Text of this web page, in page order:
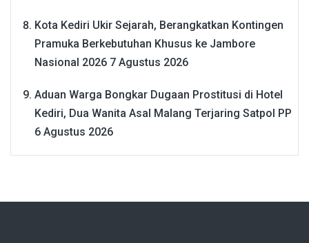
Kota Kediri Ukir Sejarah, Berangkatkan Kontingen
Pramuka Berkebutuhan Khusus ke Jambore
Nasional 2026 7 Agustus 2026
Aduan Warga Bongkar Dugaan Prostitusi di Hotel
Kediri, Dua Wanita Asal Malang Terjaring Satpol PP
6 Agustus 2026